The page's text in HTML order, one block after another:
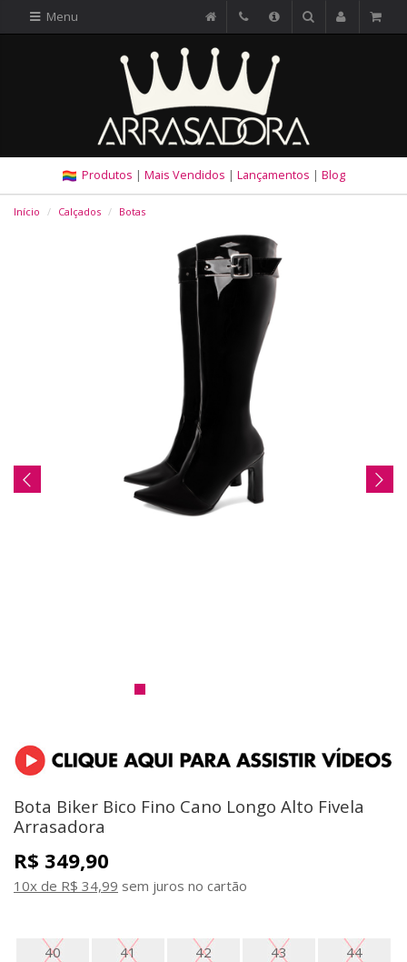
Menu
Produtos | Mais Vendidos | Lançamentos | Blog
Início Calçados Botas
Bota Biker Bico Fino Cano Longo Alto Fivela
Arrasadora
R$ 349,90
10x de R$ 34,99 sem juros no cartão
40 41 42 43 44